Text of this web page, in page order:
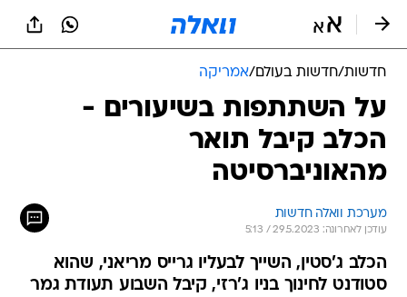
חדשות/חדשות בעולם/אמריקה
על השתתפות בשיעורים -
הכלב קיבל תואר
מהאוניברסיטה
מערכת וואלה חדשות
עודכן לאחרונה: 29.5.2023 / 5:13
הכלב ג'סטין, השייך לבעליו גרייס מריאני, שהוא
סטודנט לחינוך בניו ג'רזי, קיבל השבוע תעודת גמר